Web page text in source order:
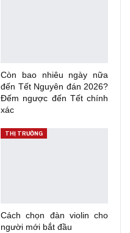
Còn bao nhiêu ngày nữa
đến Tết Nguyên đán 2026?
Đếm ngược đến Tết chính
xác
THỊ TRƯỜNG
Cách chọn đàn violin cho
người mới bắt đầu